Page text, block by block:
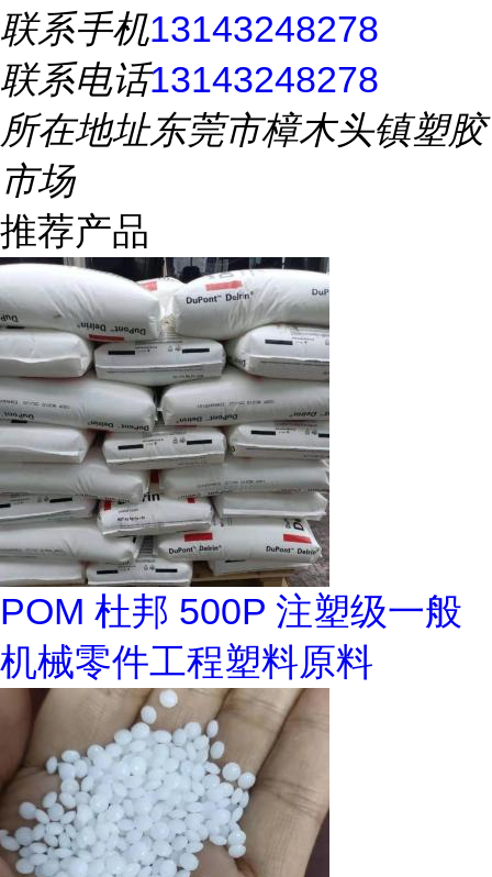
联系手机13143248278
联系电话13143248278
所在地址东莞市樟木头镇塑胶
市场
推荐产品
POM 杜邦 500P 注塑级一般
机械零件工程塑料原料